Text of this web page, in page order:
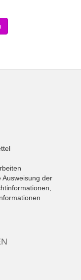
Ausweisung der